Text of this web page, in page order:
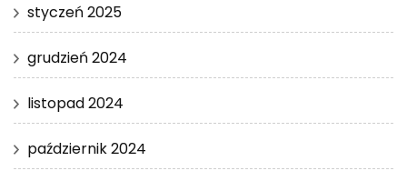
styczeń 2025
grudzień 2024
listopad 2024
październik 2024